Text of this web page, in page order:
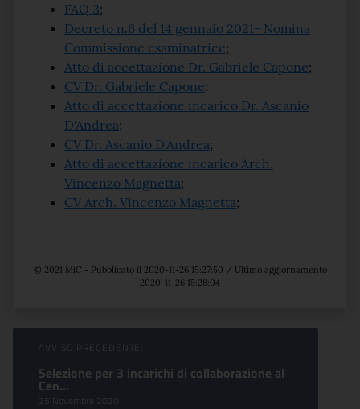
FAQ 3;
Decreto n.6 del 14 gennaio 2021- Nomina
Commissione esaminatrice;
Atto di accettazione Dr. Gabriele Capone;
CV Dr. Gabriele Capone;
Atto di accettazione incarico Dr. Ascanio
D'Andrea;
CV Dr. Ascanio D'Andrea;
Atto di accettazione incarico Arch.
Vincenzo Magnetta;
CV Arch. Vincenzo Magnetta;
© 2021 MiC - Pubblicato il 2020-11-26 15:27:50 / Ultimo aggiornamento
2020-11-26 15:28:04
Sfoglia comunicati
AVVISO PRECEDENTE:
Selezione per 3 incarichi di collaborazione al
Cen...
25 Novembre 2020